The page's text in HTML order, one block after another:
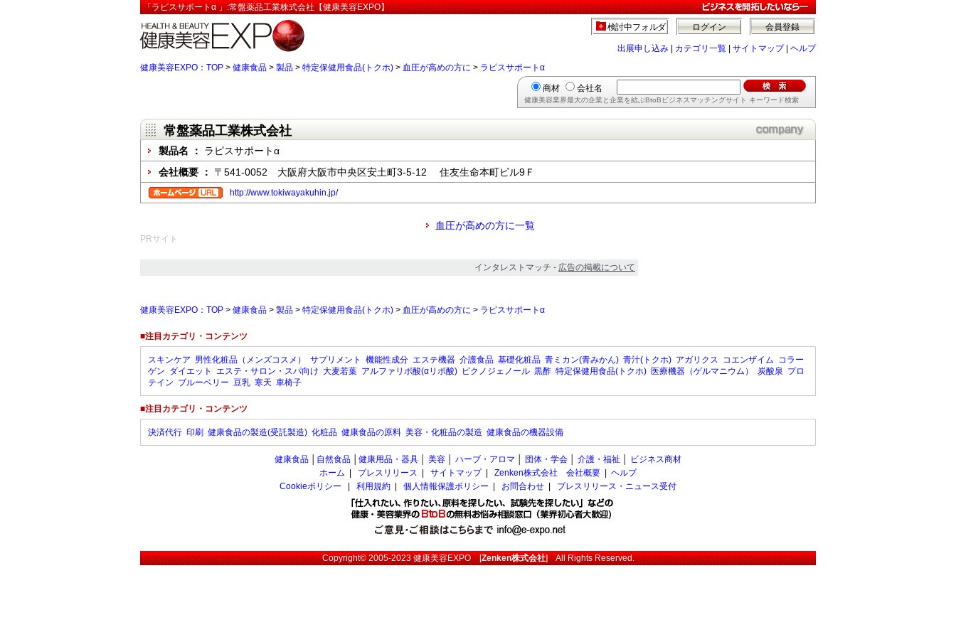
「ラピスサポートα 」:常盤薬品工業株式会社【健康美容EXPO】
会員登録
ログイン
検討中フォルダ
出展申し込み カテゴリ一覧 サイトマップ| ヘルプ
健康美容EXPO：TOP > 健康食品 > 製品 > 特定保健用食品(トクホ) > 血圧が高めの方に > ラピスサポートα
商材 会社名
健康美容業界最大の企業と企業を結ぶBtoBビジネスマッチングサイト キーワード検索
常盤薬品工業株式会社
製品名 ： ラピスサポートα
会社概要 ： 〒541-0052 大阪府大阪市中央区安土町3-5-12 住友生命本町ビル9Ｆ
http://www.tokiwayakuhin.jp/
血圧が高めの方に一覧
PRサイト
インタレストマッチ - 広告の掲載について
健康美容EXPO：TOP > 健康食品 > 製品 > 特定保健用食品(トクホ) > 血圧が高めの方に > ラピスサポートα
■注目カテゴリ・コンテンツ
スキンケア 男性化粧品（メンズコスメ） サプリメント 機能性成分 エステ機器 介護食品 基礎化粧品 青ミカン(青みかん) 青汁(トクホ) アガリクス コエンザイム コラー
ゲン ダイエット エステ・サロン・スパ向け 大麦若葉 アルファリポ酸(αリポ酸) ピクノジェノール 黒酢 特定保健用食品(トクホ) 医療機器（ゲルマニウム） 炭酸泉 プロ
テイン ブルーベリー 豆乳 寒天 車椅子
■注目カテゴリ・コンテンツ
決済代行 印刷 健康食品の製造(受託製造) 化粧品 健康食品の原料 美容・化粧品の製造 健康食品の機器設備
健康食品 自然食品 健康用品・器具 美容 ハーブ・アロマ 団体・学会 介護・福祉
ビジネス商材
ホーム
プレスリリース サイトマップ| Zenken株式会社 会社概要
ヘルプ
Cookieポリシー
利用規約 個人情報保護ポリシー お問合わせ プレスリリース・ニュース受付
Copyright© 2005-2023健康美容EXPO[Zenken株式会社] All Rights Reserved.